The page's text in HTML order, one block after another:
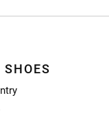
SHOES